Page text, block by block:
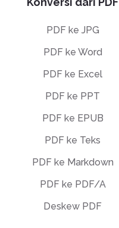
PDF ke JPG
PDF ke Word
PDF ke Excel
PDF ke PPT
PDF ke EPUB
PDF ke Teks
PDF ke Markdown
PDF ke PDF/A
Deskew PDF